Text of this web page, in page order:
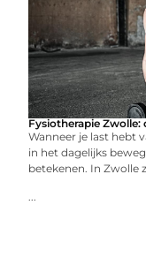
Fysiotherapie
Wanneer je last hebt
in het dagelijks
betekenen. In Zwolle
...